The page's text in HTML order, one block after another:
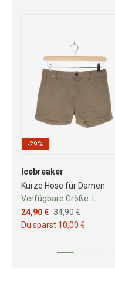
-29%
Icebreaker
Kurze Hose für Damen
Verfügbare Größe: L
24,90 € 34,90 €
Du sparst 10,00 €